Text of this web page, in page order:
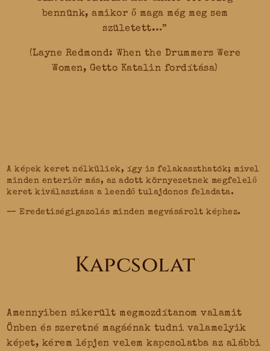
bennünk, amikor ő maga még meg sem
született…”
(Layne Redmond: When the Drummers Were
Women, Getto Katalin fordítása)
A képek keret nélküliek, így is felakaszthatók; mivel
minden enteriőr más, az adott környezetnek megfelelő
keret kiválasztása a leendő tulajdonos feladata.
— Eredetiségigazolás minden megvásárolt képhez.
Kapcsolat
Amennyiben sikerült megmozdítanom valamit
Önben és szeretné magáénak tudni valamelyik
képet, kérem lépjen velem kapcsolatba az alábbi